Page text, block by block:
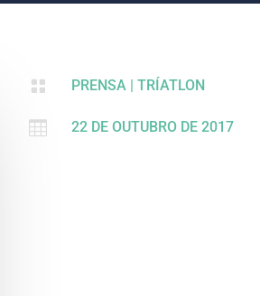
 PRENSA |TRÍATLON
 22 DE OUTUBRO DE 2017